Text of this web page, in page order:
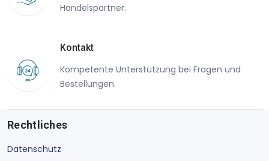
Handelspartner.
Kontakt
Kompetente Unterstützung bei Fragen und
Bestellungen.
Rechtliches
Datenschutz